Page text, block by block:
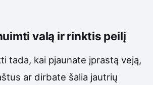
valą ir rinktis peilį
tada, kai pjaunate įprastą veją,
ar dirbate šalia jautrių